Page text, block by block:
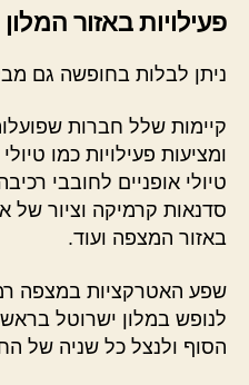
פעילויות באזור המלון
ניתן לבלות בחופשה גם
קיימות שלל חברות
ומציעות פעילויות כמו
טיולי אופניים לחובבי
סדנאות קרמיקה וציור של
באזור המצפה ועוד.
שפע האטרקציות במצפה
לנופש במלון ישרוטל
הסוף ולנצל כל שניה של